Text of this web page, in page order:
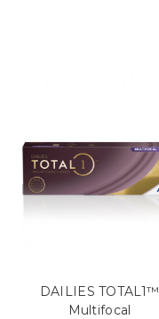
DAILIES TOTAL1™
Multifocal